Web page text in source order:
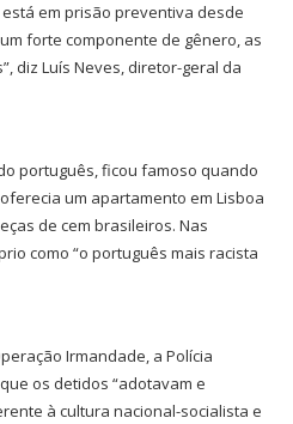
em prisão preventiva desde
forte componente de gênero, as
diz Luís Neves, diretor-geral da
português, ficou famoso quando
um apartamento em Lisboa
de cem brasileiros. Nas
como “o português mais racista
Irmandade, a Polícia
os detidos “adotavam e
à cultura nacional-socialista e